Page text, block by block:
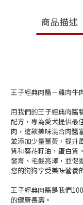
商品描述
王子經典肉醬－雞肉牛
用我們的王子經典肉醬
配方，專為愛犬提供最
肉，這款美味混合肉醬
並添加少量薑黃，提升
質和葵花籽油，蛋白質
發育、毛髮亮澤，並促
您的狗狗享受美味營養
王子經典肉醬是我們
的健康長壽。